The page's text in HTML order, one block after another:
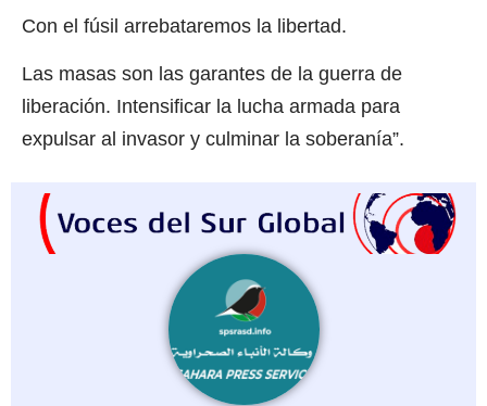
Con el fúsil arrebataremos la libertad.
Las masas son las garantes de la guerra de
liberación. Intensificar la lucha armada para
expulsar al invasor y culminar la soberanía”.